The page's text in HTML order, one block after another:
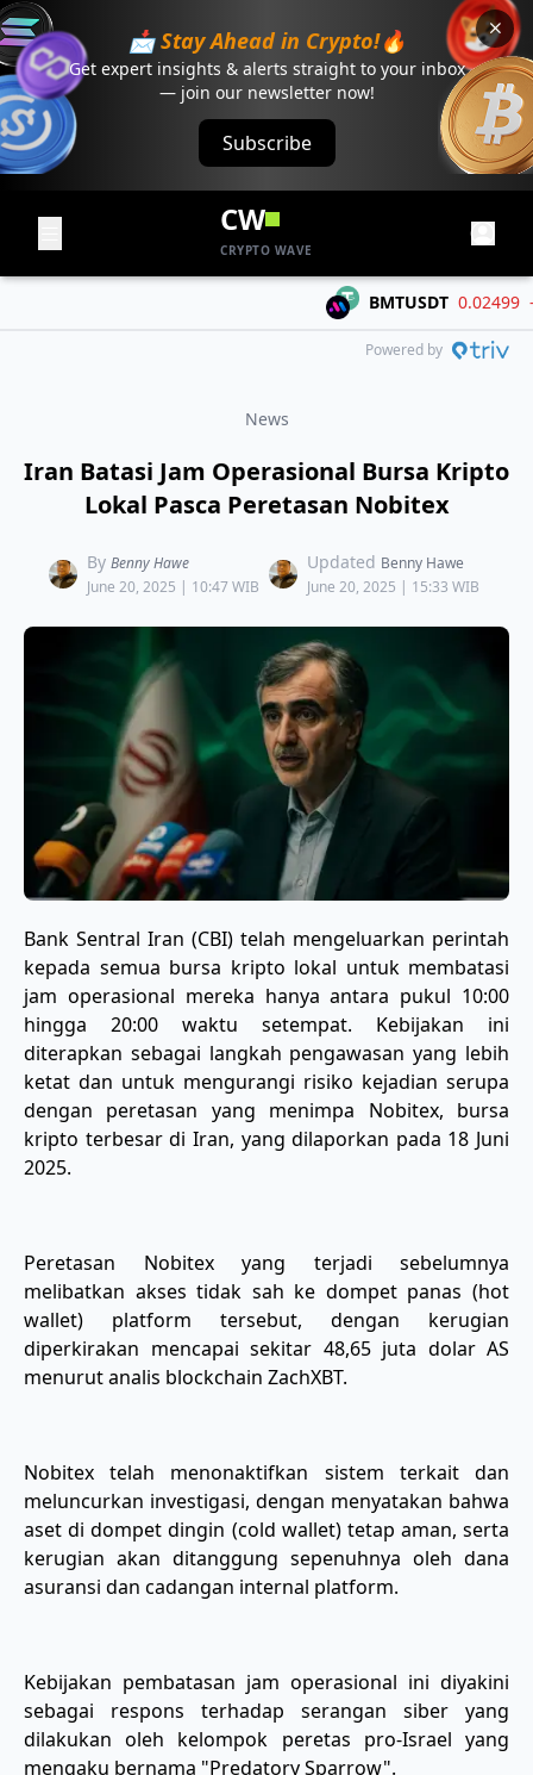
📩 Stay Ahead in Crypto!🔥
Get expert insights & alerts straight to your inbox
— join our newsletter now!
Subscribe
CW
CRYPTO WAVE
BMTUSDT 0.02499 -
Powered by
News
Iran Batasi Jam Operasional Bursa Kripto
Lokal Pasca Peretasan Nobitex
By Benny Hawe
June 20, 2025 | 10:47 WIB
Updated Benny Hawe
June 20, 2025 | 15:33 WIB
Bank Sentral Iran (CBI) telah mengeluarkan perintah
kepada semua bursa kripto lokal untuk membatasi
jam operasional mereka hanya antara pukul 10:00
hingga 20:00 waktu setempat. Kebijakan ini
diterapkan sebagai langkah pengawasan yang lebih
ketat dan untuk mengurangi risiko kejadian serupa
dengan peretasan yang menimpa Nobitex, bursa
kripto terbesar di Iran, yang dilaporkan pada 18 Juni
2025.
Peretasan Nobitex yang terjadi sebelumnya
melibatkan akses tidak sah ke dompet panas (hot
wallet) platform tersebut, dengan kerugian
diperkirakan mencapai sekitar 48,65 juta dolar AS
menurut analis blockchain ZachXBT.
Nobitex telah menonaktifkan sistem terkait dan
meluncurkan investigasi, dengan menyatakan bahwa
aset di dompet dingin (cold wallet) tetap aman, serta
kerugian akan ditanggung sepenuhnya oleh dana
asuransi dan cadangan internal platform.
Kebijakan pembatasan jam operasional ini diyakini
sebagai respons terhadap serangan siber yang
dilakukan oleh kelompok peretas pro-Israel yang
mengaku bernama "Predatory Sparrow".